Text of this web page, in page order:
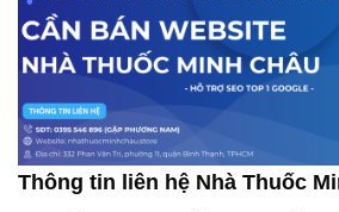
Thông tin liên hệ Nhà Thuốc